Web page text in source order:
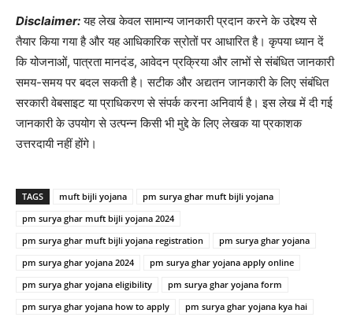
Disclaimer:यह लेख केवल सामान्य जानकारी प्रदान करने के उद्देश्य से
तैयार किया गया है और यह आधिकारिक स्रोतों पर आधारित है। कृपया ध्यान दें
कि योजनाओं, पात्रता मानदंड, आवेदन प्रक्रिया और लाभों से संबंधित जानकारी
समय-समय पर बदल सकती है। सटीक और अद्यतन जानकारी के लिए संबंधित
सरकारी वेबसाइट या प्राधिकरण से संपर्क करना अनिवार्य है। इस लेख में दी गई
जानकारी के उपयोग से उत्पन्न किसी भी मुद्दे के लिए लेखक या प्रकाशक
उत्तरदायी नहीं होंगे।
TAGS muft bijli yojana
pm surya ghar muft bijli yojana
pm surya ghar muft bijli yojana 2024
pm surya ghar muft bijli yojana registration
pm surya ghar yojana
pm surya ghar yojana 2024
pm surya ghar yojana apply online
pm surya ghar yojana eligibility
pm surya ghar yojana form
pm surya ghar yojana how to apply
pm surya ghar yojana kya hai